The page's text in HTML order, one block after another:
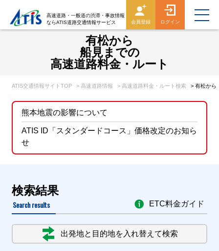
高速道路・一般道の渋滞・事故情報
ならATIS道路交通情報サービス
会員登録 ログイン
有松から
船見までの
高速道路料金・ルート
ATIS交通情報サイトTOP > 高速道路情報 > 高速道路料金・ルート検索 > 有松から
熊本地震の影響について
ATIS ID「スタンダードコース」価格改定のお知ら
せ
検索結果
Search results
出発地と目的地を入れ替えて検索
ETC料金ガイド